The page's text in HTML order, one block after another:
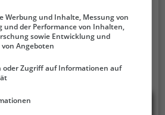
für die ganze Familie
oder Anfänger können sich
wagen.
Werbung und Inhalte, Messung von
und der Performance von Inhalten,
sowie Entwicklung und
Angeboten
oder Zugriff auf Informationen auf